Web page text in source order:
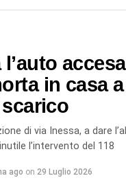
le condizioni
dalla denuncia di
da uno pseudo
avuto origine gli
militari del Nucleo
in casa
di via Inessa, a dare
l’intervento del 118
ago on 29 Luglio 2026